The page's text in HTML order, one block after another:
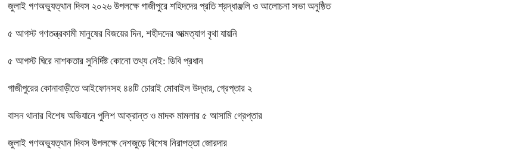
জুলাই গণঅভ্যুত্থান দিবস ২০২৬ উপলক্ষে গাজীপুরে শহিদদের প্রতি শ্রদ্ধাঞ্জলি ও আলোচনা সভা অনুষ্ঠিত
৫ আগস্ট গণতন্ত্রকামী মানুষের বিজয়ের দিন, শহীদদের আত্মত্যাগ বৃথা যায়নি
৫ আগস্ট ঘিরে নাশকতার সুনির্দিষ্ট কোনো তথ্য নেই: ডিবি প্রধান
গাজীপুরের কোনাবাড়ীতে আইফোনসহ ৪৪টি চোরাই মোবাইল উদ্ধার, গ্রেপ্তার ২
বাসন থানার বিশেষ অভিযানে পুলিশ আক্রান্ত ও মাদক মামলার ৫ আসামি গ্রেপ্তার
জুলাই গণঅভ্যুত্থান দিবস উপলক্ষে দেশজুড়ে বিশেষ নিরাপত্তা জোরদার